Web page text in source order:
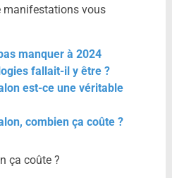
manifestations vous
manquer à 2024
fallait-il y être ?
est-ce une véritable
combien ça coûte ?
ça coûte ?